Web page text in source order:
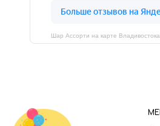
Шар Ассорти на карте